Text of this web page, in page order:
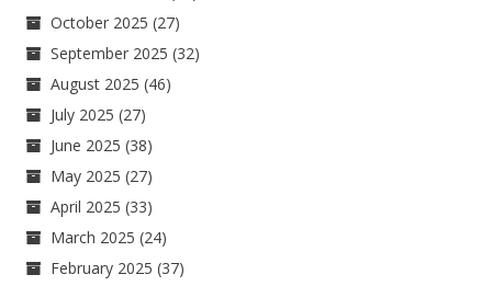
October 2025 (27)
September 2025 (32)
August 2025 (46)
July 2025 (27)
June 2025 (38)
May 2025 (27)
April 2025 (33)
March 2025 (24)
February 2025 (37)